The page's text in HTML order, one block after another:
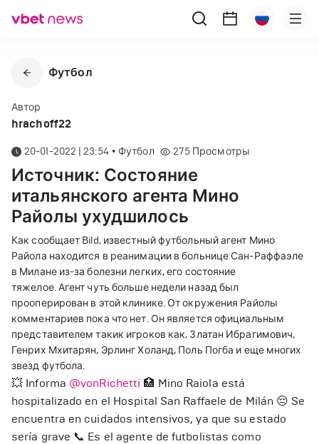
Футбол
Автор
hrachoff22
20-01-2022 | 23:54 • Футбол 275 Просмотры
Источник: Состояние
итальянского агента Мино
Райолы ухудшилось
Как сообщает Bild, известный футбольный агент Мино
Райола находится в реанимации в больнице Сан-Раффаэле
в Милане из-за болезни легких, его состояние
тяжелое. Агент чуть больше недели назад был
прооперирован в этой клинике. От окружения Райолы
комментариев пока что нет. Он является официальным
представителем такик игроков как, Златан Ибрагимович,
Генрих Мхитарян, Эрлинг Холанд, Поль Погба и еще многих
звезд футбола.
💥 Informa @vonRichetti 🏥 Mino Raiola está
hospitalizado en el Hospital San Raffaele de Milán 😔 Se
encuentra en cuidados intensivos, ya que su estado
sería grave 📞 Es el agente de futbolistas como